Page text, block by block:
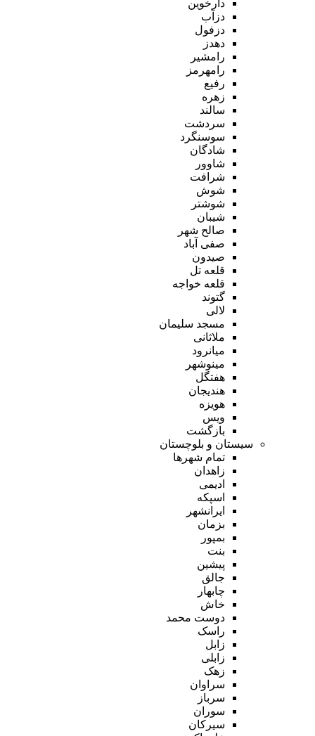
دارخوین
دزآب
دزفول
دهدز
رامشیر
رامهرمز
رفیع
زهره
سالند
سردشت
سوسنگرد
شادگان
شاوور
شرافت
شوش
شوشتر
شیبان
صالح شهر
صفی آباد
صیدون
قلعه تل
قلعه خواجه
گتوند
لالی
مسجد سلیمان
ملاثانی
میانرود
مینوشهر
هفتگل
هندیجان
هویزه
ویس
بازگشت
سیستان و بلوچستان
تمام شهر‌ها
زاهدان
ادیمی
اسپکه
ایرانشهر
بزمان
بمپور
بنت
پیشین
جالق
چابهار
خاش
دوست محمد
راسک
زابل
زابلی
زهک
سراوان
سرباز
سوران
سیرکان